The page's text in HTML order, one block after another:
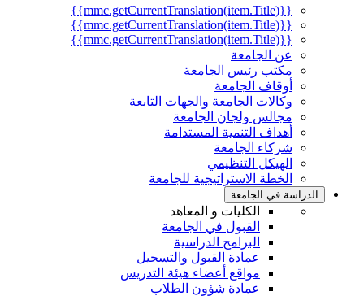
{{mmc.getCurrentTranslation(item.Title)}}
{{mmc.getCurrentTranslation(item.Title)}}
{{mmc.getCurrentTranslation(item.Title)}}
عن الجامعة
مكتب رئيس الجامعة
أوقاف الجامعة
وكالات الجامعة والجهات التابعة
مجالس ولجان الجامعة
أهداف التنمية المستدامة
شركاء الجامعة
الهيكل التنظيمي
الخطة الاستراتيجية للجامعة
الدراسة في الجامعة
الكليات و المعاهد
القبول في الجامعة
البرامج الدراسية
عمادة القبول والتسجيل
مواقع أعضاء هيئة التدريس
عمادة شؤون الطلاب